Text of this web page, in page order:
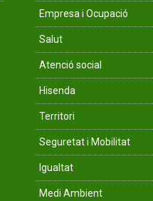
Empresa i Ocupació
Salut
Atenció social
Hisenda
Territori
Seguretat i Mobilitat
Igualtat
Medi Ambient